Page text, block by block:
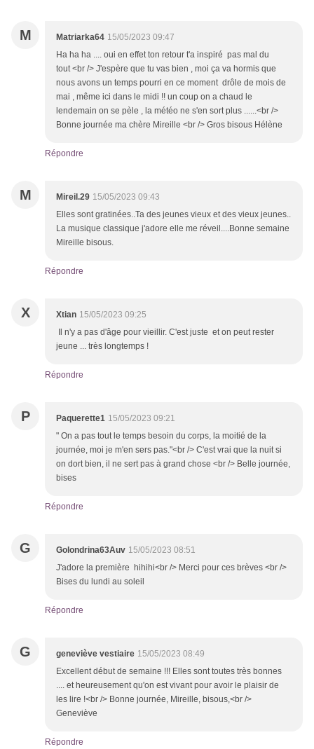
M Matriarka64 15/05/2023 09:47
Ha ha ha .... oui en effet ton retour t'a inspiré pas mal du
tout <br /> J'espère que tu vas bien , moi ça va hormis que
nous avons un temps pourri en ce moment drôle de mois de
mai , même ici dans le midi !! un coup on a chaud le
lendemain on se pèle , la météo ne s'en sort plus ......<br />
Bonne journée ma chère Mireille <br /> Gros bisous Hélène
Répondre
M Mireil.29 15/05/2023 09:43
Elles sont gratinées..Ta des jeunes vieux et des vieux jeunes..
La musique classique j'adore elle me réveil....Bonne semaine
Mireille bisous.
Répondre
X Xtian 15/05/2023 09:25
Il n'y a pas d'âge pour vieillir. C'est juste et on peut rester
jeune ... très longtemps !
Répondre
P Paquerette1 15/05/2023 09:21
" On a pas tout le temps besoin du corps, la moitié de la
journée, moi je m'en sers pas."<br /> C'est vrai que la nuit si
on dort bien, il ne sert pas à grand chose <br /> Belle journée,
bises
Répondre
G Golondrina63Auv 15/05/2023 08:51
J'adore la première hihihi<br /> Merci pour ces brèves <br />
Bises du lundi au soleil
Répondre
G geneviève vestiaire 15/05/2023 08:49
Excellent début de semaine !!! Elles sont toutes très bonnes
.... et heureusement qu'on est vivant pour avoir le plaisir de
les lire !<br /> Bonne journée, Mireille, bisous,<br />
Geneviève
Répondre